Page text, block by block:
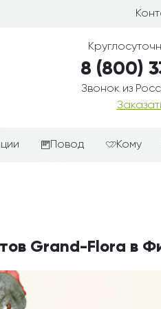
8 (800)
Звонок из
корзины
Повод
День рождения
Кому
Мужчине
Grand-Flora в